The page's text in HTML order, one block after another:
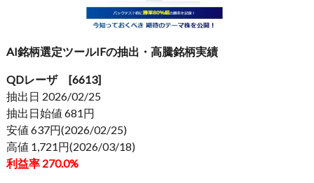
AI銘柄選定ツールIFの抽出・高騰銘柄実績
QDレーザ [6613]
抽出日 2026/02/25
抽出日始値 681円
安値 637円(2026/02/25)
高値 1,721円(2026/03/18)
利益率 270.0%